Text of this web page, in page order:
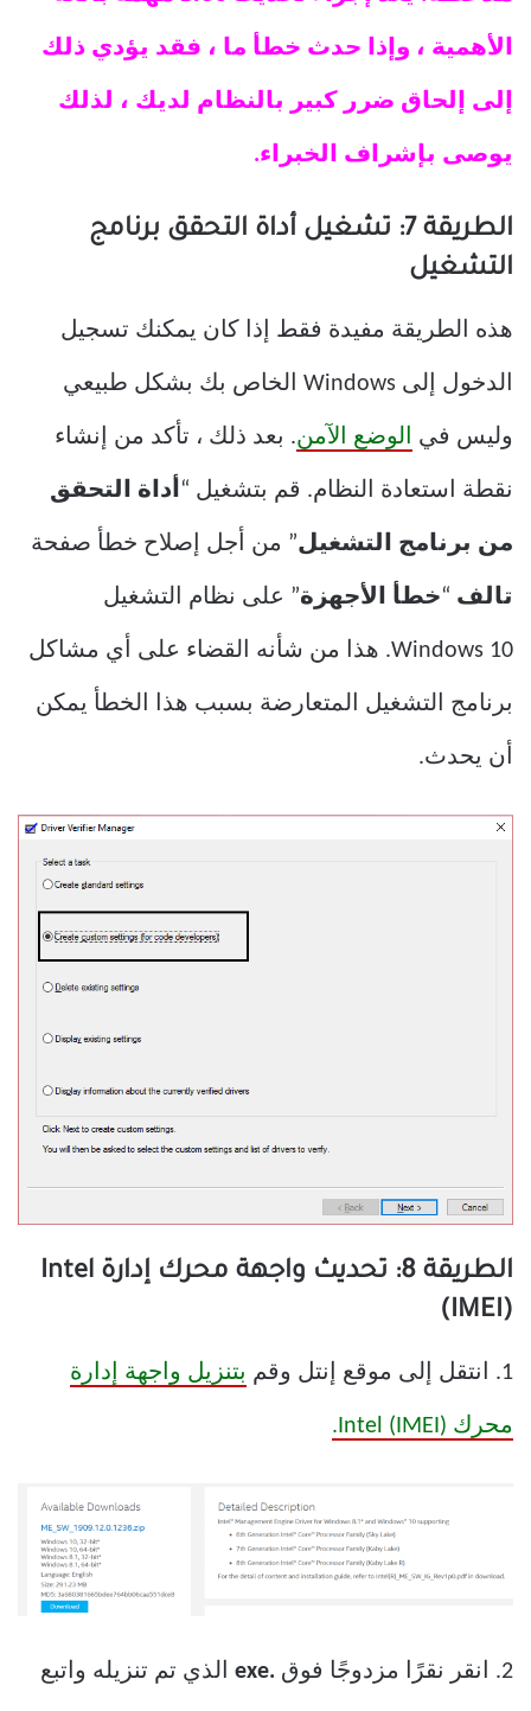
الأهمية ، وإذا حدث خطأ ما ، فقد يؤدي ذلك
إلى إلحاق ضرر كبير بالنظام لديك ، لذلك
يوصى بإشراف الخبراء.
الطريقة 7: تشغيل أداة التحقق برنامج
التشغيل
هذه الطريقة مفيدة فقط إذا كان يمكنك تسجيل
الدخول إلى Windows الخاص بك بشكل طبيعي
وليس في الوضع الآمن. بعد ذلك ، تأكد من إنشاء
نقطة استعادة النظام. قم بتشغيل “ أداة التحقق
من برنامج التشغيل” من أجل إصلاح خطأ صفحة
تالف “خطأ الأجهزة” على نظام التشغيل
Windows 10. هذا من شأنه القضاء على أي مشاكل
برنامج التشغيل المتعارضة بسبب هذا الخطأ يمكن
أن يحدث.
الطريقة 8: تحديث واجهة محرك إدارة Intel
(IMEI)
1. انتقل إلى موقع إنتل وقم بتنزيل واجهة إدارة
محرك Intel (IMEI).
2. انقر نقرًا مزدوجًا فوق .exe الذي تم تنزيله واتبع